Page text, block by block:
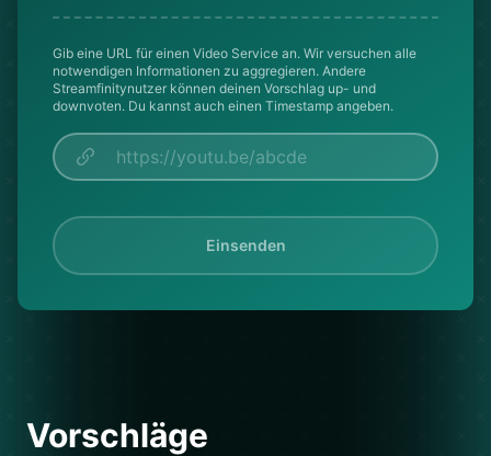
Gib eine URL für einen Video Service an. Wir versuchen alle
notwendigen Informationen zu aggregieren. Andere
Streamfinitynutzer können deinen Vorschlag up- und
downvoten. Du kannst auch einen Timestamp angeben.
Einsenden
Vorschläge